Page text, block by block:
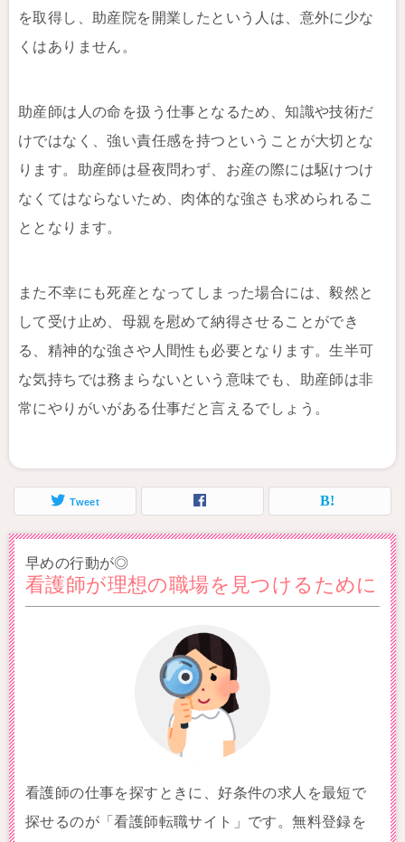
を取得し、助産院を開業したという人は、意外に少な
くはありません。
助産師は人の命を扱う仕事となるため、知識や技術だ
けではなく、強い責任感を持つということが大切とな
ります。助産師は昼夜問わず、お産の際には駆けつけ
なくてはならないため、肉体的な強さも求められるこ
ととなります。
また不幸にも死産となってしまった場合には、毅然と
して受け止め、母親を慰めて納得させることができ
る、精神的な強さや人間性も必要となります。生半可
な気持ちでは務まらないという意味でも、助産師は非
常にやりがいがある仕事だと言えるでしょう。
Tweet
早めの行動が◎
看護師が理想の職場を見つけるために
看護師の仕事を探すときに、好条件の求人を最短で
探せるのが「看護師転職サイト」です。無料登録を